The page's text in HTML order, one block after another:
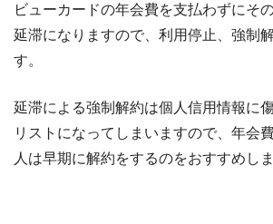
ビューカードの年会費を支払わずにそ
延滞になりますので、利用停止、強制
す。
延滞による強制解約は個人信用情報に
リストになってしまいますので、年会
人は早期に解約をするのをおすすめしま